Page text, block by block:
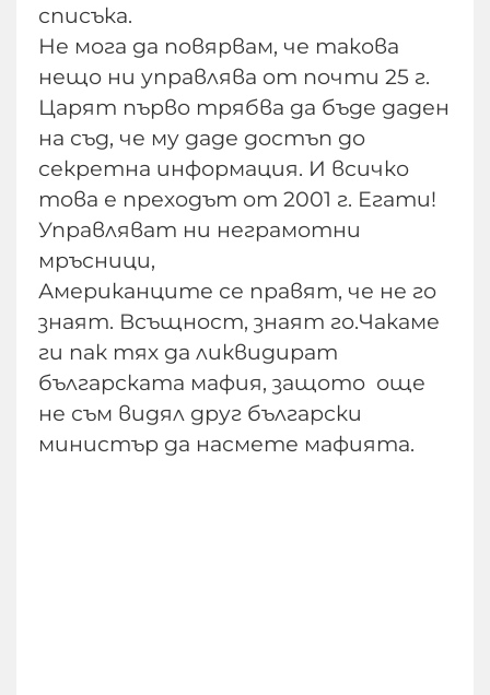
списъка.
Не мога да повярвам, че такова
нещо ни управлява от почти 25 г.
Царят първо трябва да бъде даден
на съд, че му даде достъп до
секретна информация. И всичко
това е преходът от 2001 г. Егати!
Управляват ни неграмотни
мръсници,
Американците се правят, че не го
знаят. Всъщност, знаят го.Чакаме
ги пак тях да ликвидират
българската мафия, защото още
не съм видял друг български
министър да насмете мафията.